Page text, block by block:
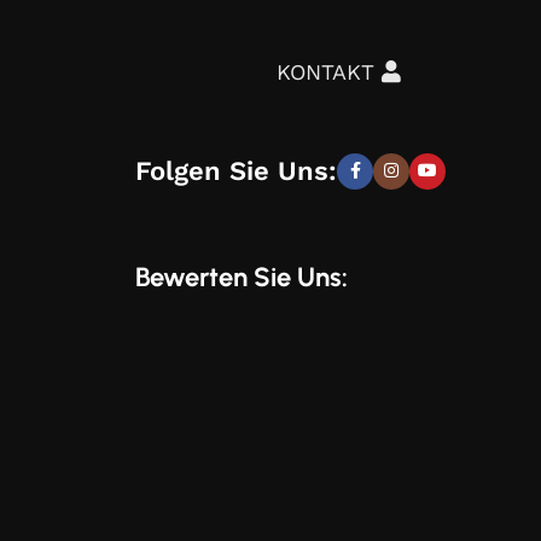
– und trotzdem günstig.Überzeugen Sie sich
moderne und stilvolle Lösungen, die Sie
Wünschen zu entwickeln. Sie erhalten speziell
KONTAKT
Folgen Sie Uns:
Bewerten Sie Uns: